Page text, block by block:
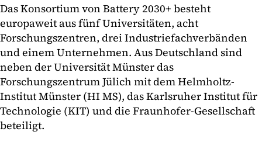
Das Konsortium von Battery 2030+ besteht
europaweit aus fünf Universitäten, acht
Forschungszentren, drei Industriefachverbänden
und einem Unternehmen. Aus Deutschland sind
neben der Universität Münster das
Forschungszentrum Jülich mit dem Helmholtz-
Institut Münster (HI MS), das Karlsruher Institut für
Technologie (KIT) und die Fraunhofer-Gesellschaft
beteiligt.